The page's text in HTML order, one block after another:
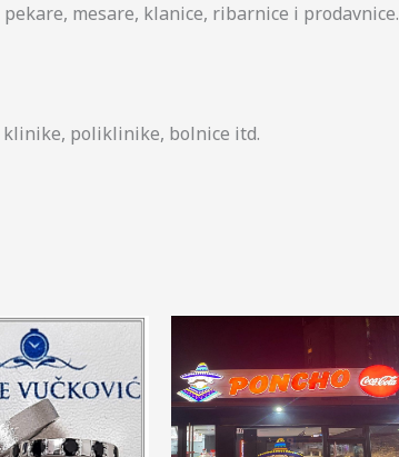
mesare, klanice, ribarnice i prodavnice.
poliklinike, bolnice itd.